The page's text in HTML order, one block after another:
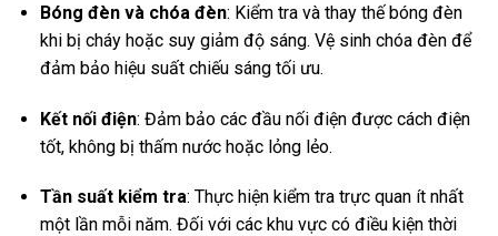
Bóng đèn và chóa đèn: Kiểm tra và thay thế bóng đèn
khi bị cháy hoặc suy giảm độ sáng. Vệ sinh chóa đèn để
đảm bảo hiệu suất chiếu sáng tối ưu.
Kết nối điện: Đảm bảo các đầu nối điện được cách điện
tốt, không bị thấm nước hoặc lỏng lẻo.
Tần suất kiểm tra: Thực hiện kiểm tra trực quan ít nhất
một lần mỗi năm. Đối với các khu vực có điều kiện thời